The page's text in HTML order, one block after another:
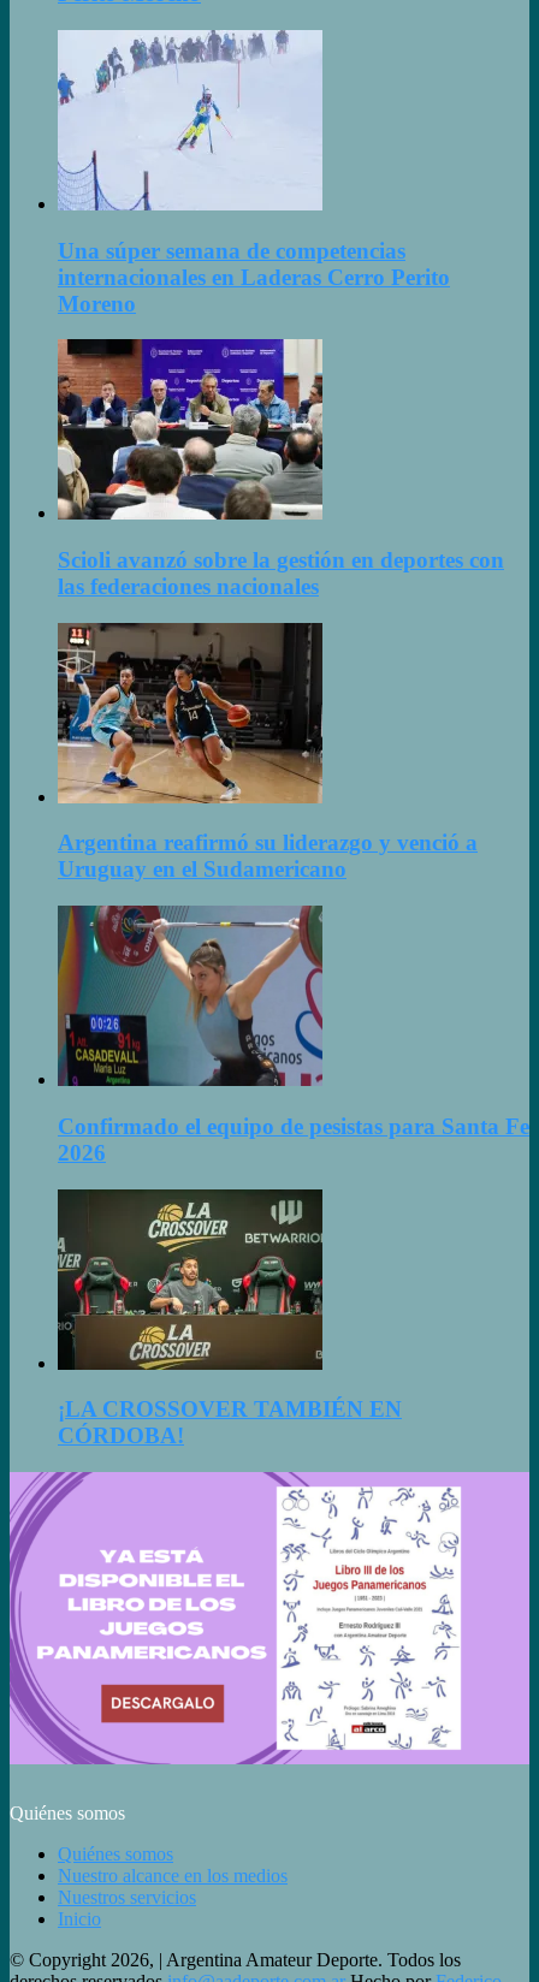
Una súper semana de competencias
internacionales en Laderas Cerro Perito
Moreno
Scioli avanzó sobre la gestión en deportes con
las federaciones nacionales
Argentina reafirmó su liderazgo y venció a
Uruguay en el Sudamericano
Confirmado el equipo de pesistas para Santa Fe
2026
¡LA CROSSOVER TAMBIÉN EN
CÓRDOBA!
Quiénes somos
Quiénes somos
Nuestro alcance en los medios
Nuestros servicios
Inicio
© Copyright 2026, | Argentina Amateur Deporte. Todos los